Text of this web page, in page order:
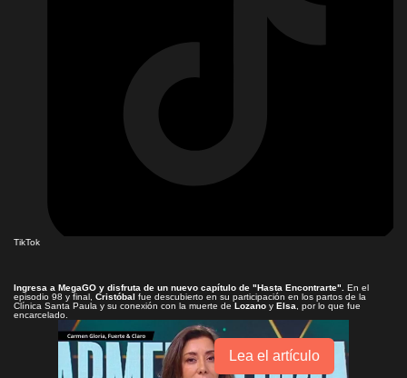
TikTok
Ingresa a MegaGO y disfruta de un nuevo capítulo de "Hasta Encontrarte"
En el
episodio 98 y final, Cristóbal fue descubierto en su participación en los partos de la
Clínica Santa Paula y su conexión con la muerte de Lozano y Elsa , por lo que fue
encarcelado.
Lea el artículo